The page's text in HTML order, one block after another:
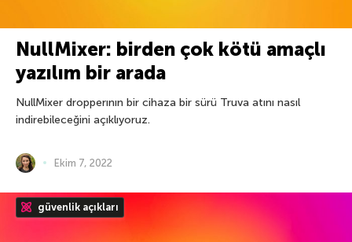
NullMixer: birden çok kötü amaçlı
yazılım bir arada
NullMixer dropperının bir cihaza bir sürü Truva atını nasıl
indirebileceğini açıklıyoruz.
Ekim 7, 2022
güvenlik açıkları